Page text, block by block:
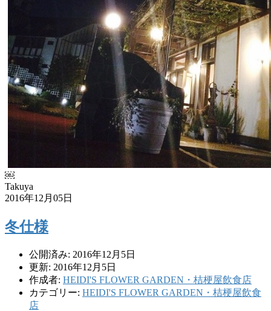
￼
Takuya
2016年12月05日
冬仕様
公開済み: 2016年12月5日
更新: 2016年12月5日
作成者: HEIDI'S FLOWER GARDEN・桔梗屋飲食店
カテゴリー: HEIDI'S FLOWER GARDEN・桔梗屋飲食
店